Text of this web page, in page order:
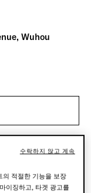
Wuhou
폐장 시간 22:00
적절한 기능을 보장
이징하고, 타겟 광고를
수락하지 않고 계속